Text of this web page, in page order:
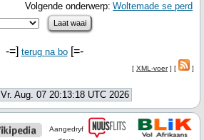
Volgende onderwerp: Woltemade se perd
-=] terug na bo[=-
[ XML-voer] [ ]
Vr. Aug. 07 20:13:18 UTC 2026
Aangedryf